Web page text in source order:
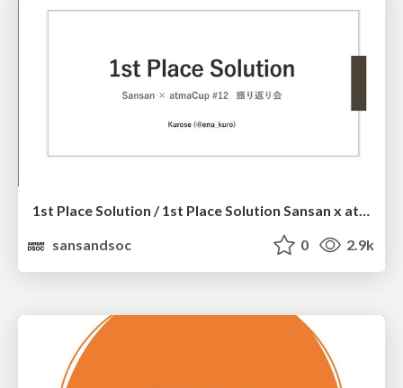
1st Place Solution / 1st Place Solution Sansan x atmaCup #12
sansandsoc
0 2.9k